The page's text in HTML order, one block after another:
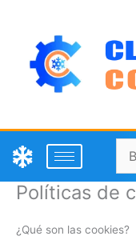
Políticas de
¿Qué son las cookies?